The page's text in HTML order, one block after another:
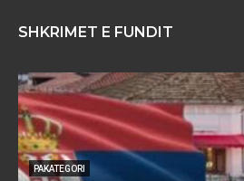
SHKRIMET E FUNDIT
PAKATEGORI